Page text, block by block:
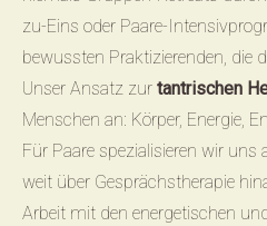
zu-Eins oder Paare-
bewussten Praktizierenden, die
Unser Ansatz zur tantrischen
Menschen an: Körper, Energie,
Für Paare spezialisieren wir uns
weit über Gesprächstherapie
Arbeit mit den energetischen